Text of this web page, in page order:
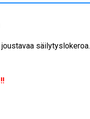
säilytyslokeroa.